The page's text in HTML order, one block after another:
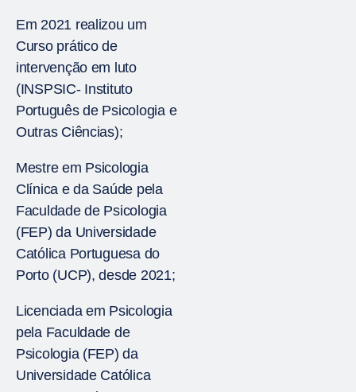
Em 2021 realizou um
Curso prático de
intervenção em luto
(INSPSIC- Instituto
Português de Psicologia e
Outras Ciências);
Mestre em Psicologia
Clínica e da Saúde pela
Faculdade de Psicologia
(FEP) da Universidade
Católica Portuguesa do
Porto (UCP), desde 2021;
Licenciada em Psicologia
pela Faculdade de
Psicologia (FEP) da
Universidade Católica